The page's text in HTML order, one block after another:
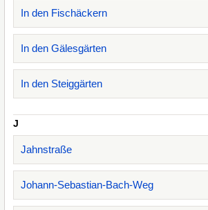
In den Fischäckern
In den Gälesgärten
In den Steiggärten
J
Jahnstraße
Johann-Sebastian-Bach-Weg